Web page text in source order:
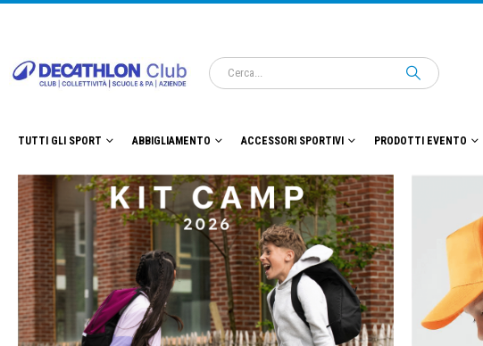
TUTTI GLI SPORT ABBIGLIAMENTO ACCESSORI SPORTIVI PRODOTTI EVENTO